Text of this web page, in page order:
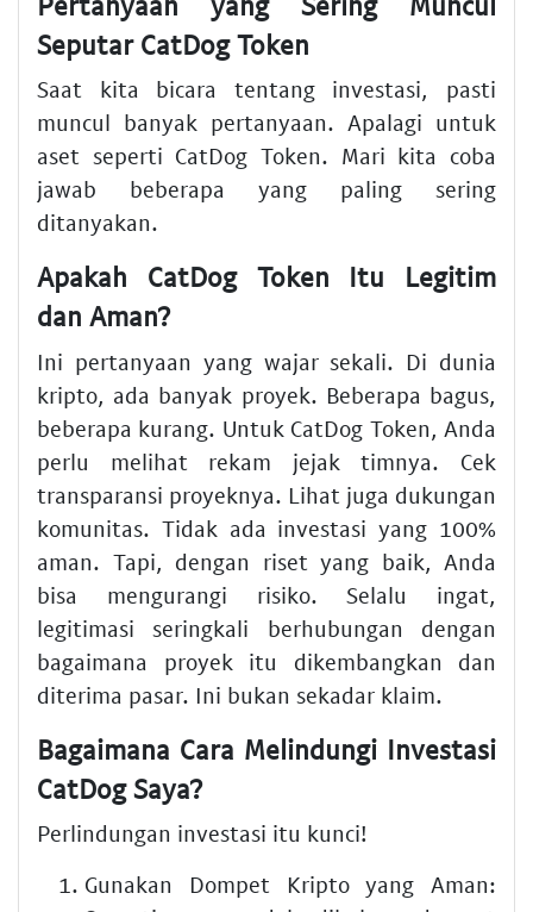
Seputar CatDog Token
Saat kita bicara tentang investasi, pasti
muncul banyak pertanyaan. Apalagi untuk
aset seperti CatDog Token. Mari kita coba
jawab beberapa yang paling sering
ditanyakan.
Apakah CatDog Token Itu Legitim
dan Aman?
Ini pertanyaan yang wajar sekali. Di dunia
kripto, ada banyak proyek. Beberapa bagus,
beberapa kurang. Untuk CatDog Token, Anda
perlu melihat rekam jejak timnya. Cek
transparansi proyeknya. Lihat juga dukungan
komunitas. Tidak ada investasi yang 100%
aman. Tapi, dengan riset yang baik, Anda
bisa mengurangi risiko. Selalu ingat,
legitimasi seringkali berhubungan dengan
bagaimana proyek itu dikembangkan dan
diterima pasar. Ini bukan sekadar klaim.
Bagaimana Cara Melindungi Investasi
CatDog Saya?
Perlindungan investasi itu kunci!
Gunakan Dompet Kripto yang Aman: